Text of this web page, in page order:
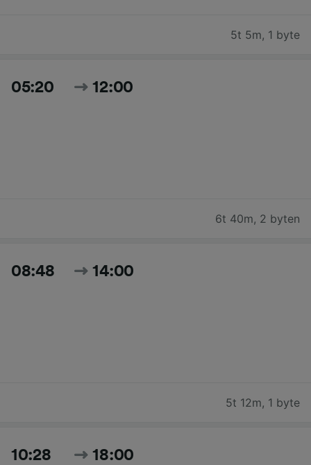
5t 5m, 1 byte
05:20 12:00
6t 40m, 2 byten
08:48 14:00
5t 12m, 1 byte
10:28 18:00